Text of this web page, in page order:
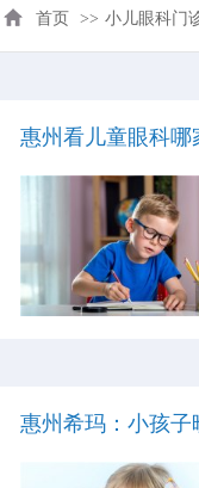
首页 >> 小儿眼科门
惠州看儿童眼科哪
惠州希玛：小孩子